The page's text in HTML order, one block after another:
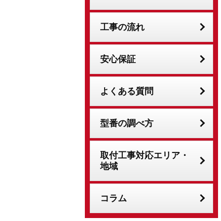
工事の流れ
安心保証
よくある質問
型番の調べ方
取付工事対応エリア・
地域
コラム